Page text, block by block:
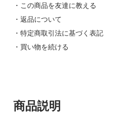
・この商品を友達に教える
・返品について
・特定商取引法に基づく表記
・買い物を続ける
商品説明